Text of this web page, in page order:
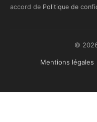
accord de Politique de
©
Mentions légales